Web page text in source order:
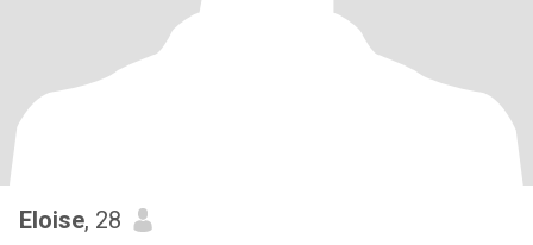
Eloise, 28